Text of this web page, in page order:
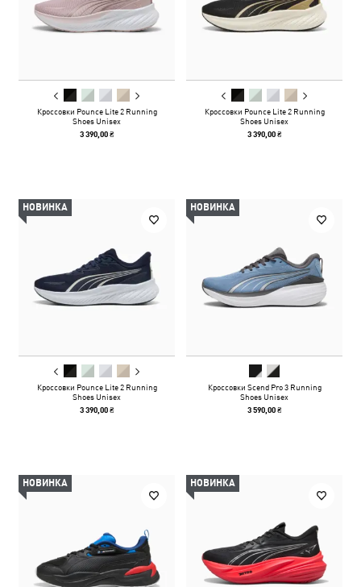
Кроссовки Pounce Lite 2 Running
Shoes Unisex
3 390,00 ₴
Кроссовки Pounce Lite 2 Running
Shoes Unisex
3 390,00 ₴
НОВИНКА
Кроссовки Pounce Lite 2 Running
Shoes Unisex
3 390,00 ₴
НОВИНКА
Кроссовки Scend Pro 3 Running
Shoes Unisex
3 590,00 ₴
НОВИНКА НОВИНКА